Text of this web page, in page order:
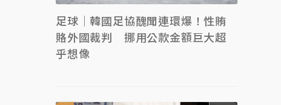
足球｜韓國足協醜聞連環爆！性賄
賂外國裁判 挪用公款金額巨大超
乎想像